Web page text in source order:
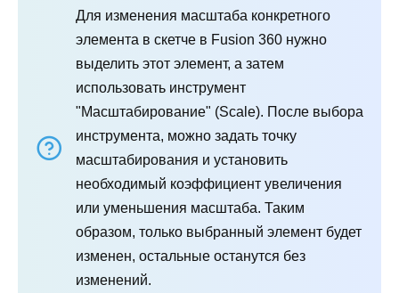
Для изменения масштаба конкретного
элемента в скетче в Fusion 360 нужно
выделить этот элемент, а затем
использовать инструмент
"Масштабирование" (Scale). После выбора
инструмента, можно задать точку
масштабирования и установить
необходимый коэффициент увеличения
или уменьшения масштаба. Таким
образом, только выбранный элемент будет
изменен, остальные останутся без
изменений.